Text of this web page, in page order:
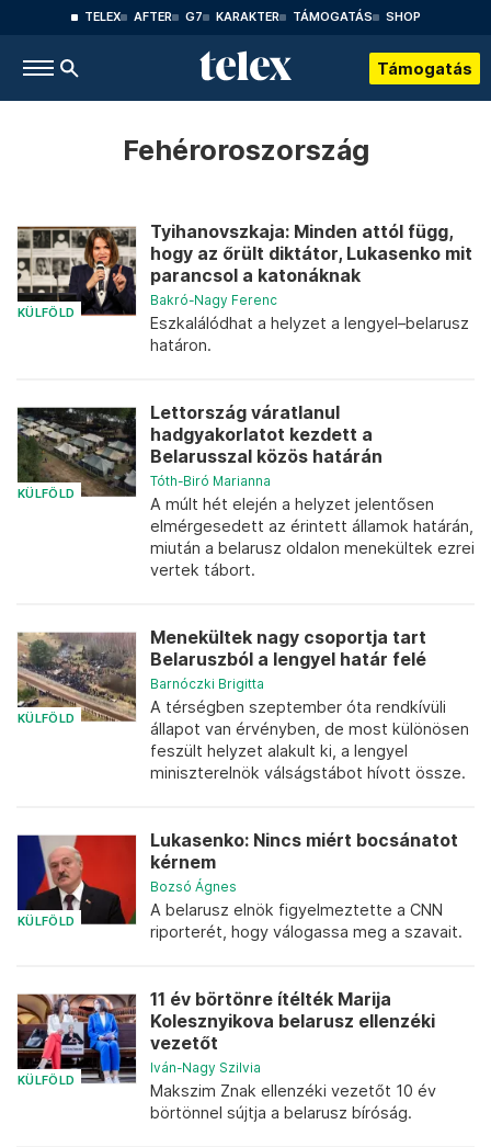
TELEX AFTER G7 KARAKTER TÁMOGATÁS SHOP
Támogatás
Fehéroroszország
KÜLFÖLD
Tyihanovszkaja: Minden attól függ,
hogy az őrült diktátor, Lukasenko mit
parancsol a katonáknak
Bakró-Nagy Ferenc
Eszkalálódhat a helyzet a lengyel–belarusz
határon.
KÜLFÖLD
Lettország váratlanul
hadgyakorlatot kezdett a
Belarusszal közös határán
Tóth-Biró Marianna
A múlt hét elején a helyzet jelentősen
elmérgesedett az érintett államok határán,
miután a belarusz oldalon menekültek ezrei
vertek tábort.
KÜLFÖLD
Menekültek nagy csoportja tart
Belaruszból a lengyel határ felé
Barnóczki Brigitta
A térségben szeptember óta rendkívüli
állapot van érvényben, de most különösen
feszült helyzet alakult ki, a lengyel
miniszterelnök válságstábot hívott össze.
KÜLFÖLD
Lukasenko: Nincs miért bocsánatot
kérnem
Bozsó Ágnes
A belarusz elnök figyelmeztette a CNN
riporterét, hogy válogassa meg a szavait.
KÜLFÖLD
11 év börtönre ítélték Marija
Kolesznyikova belarusz ellenzéki
vezetőt
Iván-Nagy Szilvia
Makszim Znak ellenzéki vezetőt 10 év
börtönnel sújtja a belarusz bíróság.